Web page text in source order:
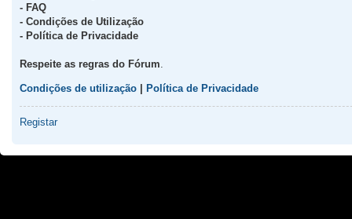
- FAQ
- Condições de Utilização
- Política de Privacidade
Respeite as regras do Fórum
Condições de utilização Política de Privacidade
Registar